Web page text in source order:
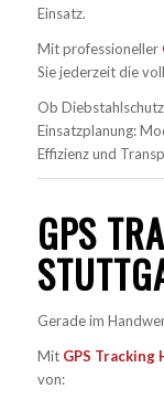
Einsatz.
Mit professioneller
Sie jederzeit die
Ob
Einsatzplanung:
Effizienz und
GPS
Gerade im
Mit GPS
von: